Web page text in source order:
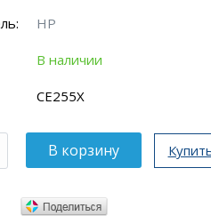
HP
В наличии
CE255X